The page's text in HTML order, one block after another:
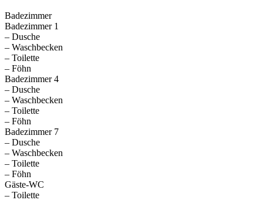
Badezimmer
Badezimmer 1
– Dusche
– Waschbecken
– Toilette
– Föhn
Badezimmer 4
– Dusche
– Waschbecken
– Toilette
– Föhn
Badezimmer 7
– Dusche
– Waschbecken
– Toilette
– Föhn
Gäste-WC
– Toilette